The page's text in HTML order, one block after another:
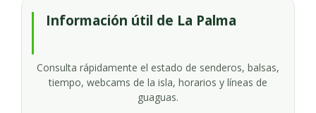
Información útil de La Palma
Consulta rápidamente el estado de senderos, balsas,
tiempo, webcams de la isla, horarios y líneas de
guaguas.